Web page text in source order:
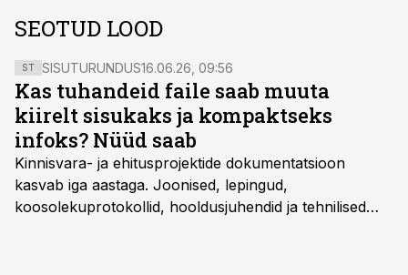
SEOTUD LOOD
ST SISUTURUNDUS16.06.26, 09:56
Kas tuhandeid faile saab muuta
kiirelt sisukaks ja kompaktseks
infoks? Nüüd saab
Kinnisvara- ja ehitusprojektide dokumentatsioon
kasvab iga aastaga. Joonised, lepingud,
koosolekuprotokollid, hooldusjuhendid ja tehnilised